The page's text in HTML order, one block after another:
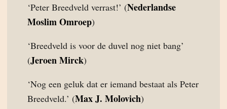
‘Peter Breedveld verrast!’ (Nederlandse
Moslim Omroep)
‘Breedveld is voor de duvel nog niet bang’
(Jeroen Mirck)
‘Nog een geluk dat er iemand bestaat als Peter
Breedveld.’ (Max J. Molovich)